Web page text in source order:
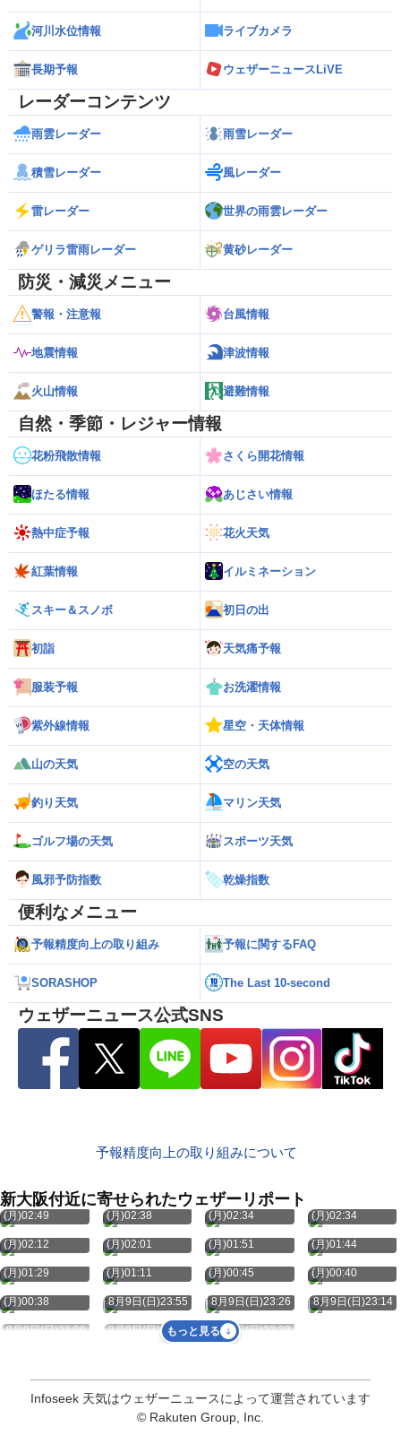
河川水位情報 ライブカメラ
長期予報 ウェザーニュースLiVE
レーダーコンテンツ
雨雲レーダー 雨雪レーダー
積雪レーダー 風レーダー
雷レーダー 世界の雨雲レーダー
ゲリラ雷雨レーダー 黄砂レーダー
防災・減災メニュー
警報・注意報 台風情報
地震情報 津波情報
火山情報 避難情報
自然・季節・レジャー情報
花粉飛散情報 さくら開花情報
ほたる情報 あじさい情報
熱中症予報 花火天気
紅葉情報 イルミネーション
スキー＆スノボ 初日の出
初詣 天気痛予報
服装予報 お洗濯情報
紫外線情報 星空・天体情報
山の天気 空の天気
釣り天気 マリン天気
ゴルフ場の天気 スポーツ天気
風邪予防指数 乾燥指数
便利なメニュー
予報精度向上の取り組み 予報に関するFAQ
SORASHOP The Last 10-second
ウェザーニュース公式SNS
予報精度向上の取り組みについて
新大阪付近に寄せられたウェザーリポート
8月10日
(月)02:49
8月10日
(月)02:38
8月10日
(月)02:34
(月)02:34
8月10日
(月)02:12
8月10日
(月)02:01
8月10日
(月)01:51
8月10日
(月)01:44
8月10日
(月)01:29
8月10日
(月)01:11
8月10日
(月)00:45
8月10日
(月)00:40
8月10日
(月)00:38
8月9日(日)23:55 8月9日(日)23:26 8月9日(日)23:14
8月9日(日)23:09 8月9日(日)22:55 8月9日(日)22:38
もっと見る
Infoseek 天気はウェザーニュースによって運営されています
© Rakuten Group, Inc.